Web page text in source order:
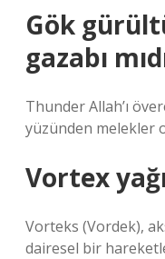
Gök
gazabı
Thunder Allah’ı
yüzünden melekler
Vortex
Vorteks (Vordek),
dairesel bir